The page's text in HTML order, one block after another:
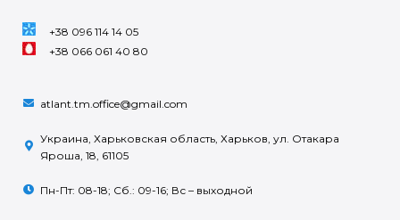
+38 096 114 14 05
+38 066 061 40 80
atlant.tm.office@gmail.com
Украина, Харьковская область, Харьков, ул. Отакара
Яроша, 18, 61105
Пн-Пт: 08-18; Сб.: 09-16; Вс – выходной